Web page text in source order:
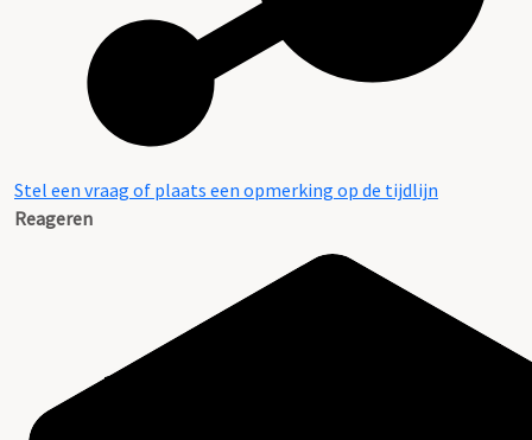
Stel een vraag of plaats een opmerking op de tijdlijn
Reageren